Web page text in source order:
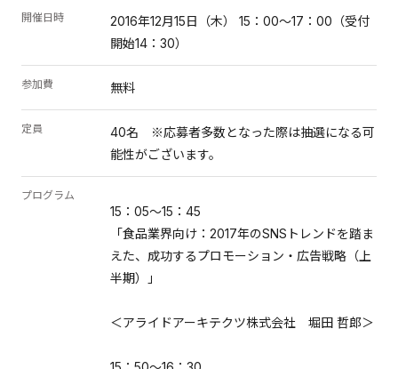
開催日時
2016年12月15日（木） 15：00～17：00（受付
開始14：30）
参加費 無料
定員
40名 ※応募者多数となった際は抽選になる可
能性がございます。
プログラム
15：05～15：45
「食品業界向け：2017年のSNSトレンドを踏ま
えた、成功するプロモーション・広告戦略（上
半期）」
＜アライドアーキテクツ株式会社 堀田 哲郎＞